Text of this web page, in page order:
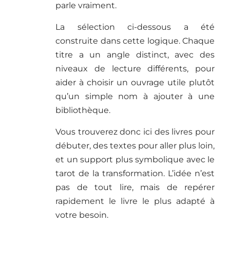
parle vraiment.
La sélection ci-dessous a été
construite dans cette logique. Chaque
titre a un angle distinct, avec des
niveaux de lecture différents, pour
aider à choisir un ouvrage utile plutôt
qu’un simple nom à ajouter à une
bibliothèque.
Vous trouverez donc ici des livres pour
débuter, des textes pour aller plus loin,
et un support plus symbolique avec le
tarot de la transformation. L’idée n’est
pas de tout lire, mais de repérer
rapidement le livre le plus adapté à
votre besoin.